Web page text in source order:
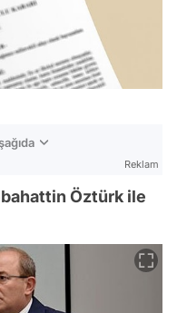
Reklam
Öztürk ile